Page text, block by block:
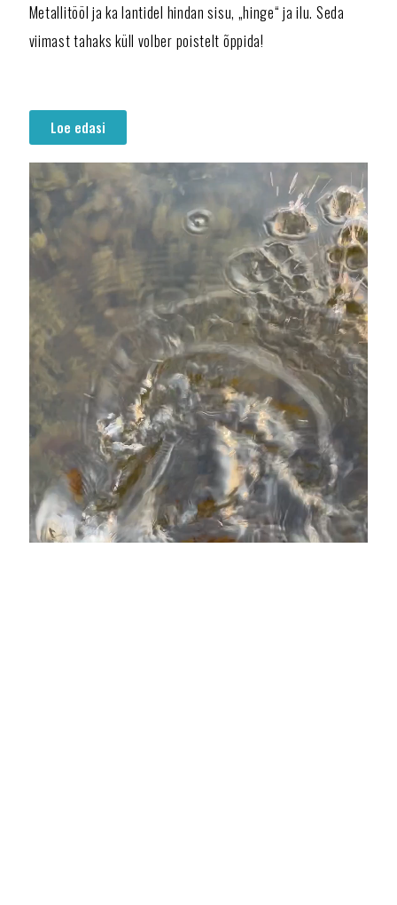
Metallitööl ja ka lantidel hindan sisu, „hinge“ ja ilu. Seda
viimast tahaks küll volber poistelt õppida!
Loe edasi